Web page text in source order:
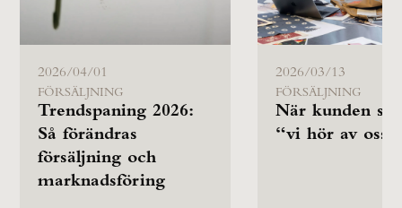
2026/04/01
FÖRSÄLJNING
Trendspaning 2026:
Så förändras
försäljning och
marknadsföring
2026/03/13
FÖRSÄLJNING
När kunden
“vi hör av oss”